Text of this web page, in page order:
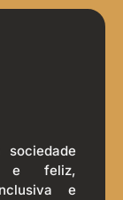
e feliz,
e